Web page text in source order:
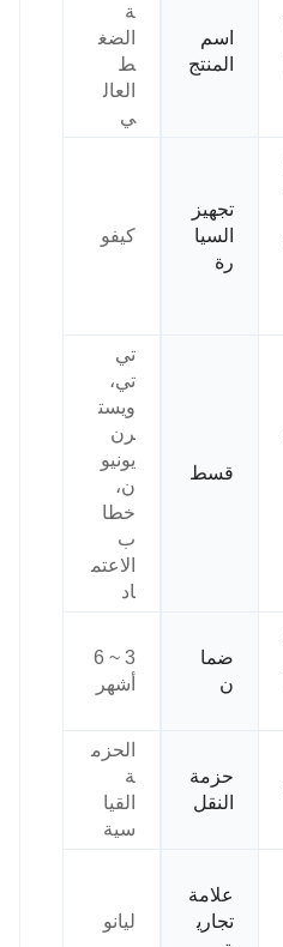
اسم
المنتج
ة
الضغ
ط
العال
ي
تجهيز
السيا
رة
كيفو
قسط
تي
تي،
ويست
رن
يونيو
ن،
خطا
ب
الاعتم
اد
ضما
ن
3 ~ 6
أشهر
حزمة
النقل
الحزم
ة
القيا
سية
علامة
تجاري
ليانو